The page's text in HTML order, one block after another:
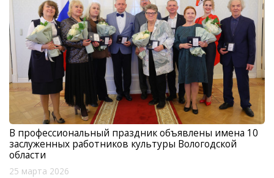
В профессиональный праздник объявлены имена 10
заслуженных работников культуры Вологодской
области
25 марта 2026